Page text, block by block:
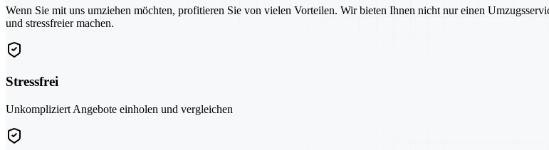
Wenn Sie mit uns umziehen möchten, profitieren Sie von vielen Vorteilen. Wir bieten Ihnen nicht nur einen
und stressfreier machen.
Stressfrei
Unkompliziert Angebote einholen und vergleichen